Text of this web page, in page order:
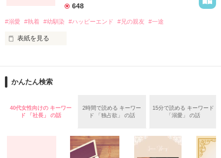
秋月 萌（24）
しかし、ようやく訪れた幸せも束の間
叔父と叔母のある秘密に気づいてしまった萌は
思ってもいない酷い言葉を投げつけて……。
彼に内緒で双子を育てていた萌の目の前に
648
#溺愛 #執着 #幼馴染 #ハッピーエンド #兄の親友 #一途
表紙を見る
ある年の暮れ、
傷心の中久しぶりに
地元に帰省することにした。
幼い頃からずっと一緒にいた幼馴染であり、
かんたん検索
40代女性向けの キーワー
ド 「社長」 の話
2時間で読める キーワー
ド 「独占欲」 の話
15分で読める キーワード
「溺愛」 の話